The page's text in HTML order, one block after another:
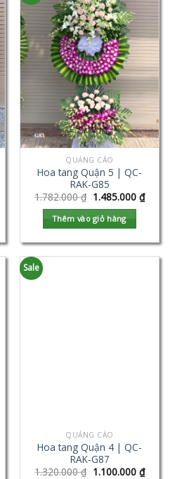
QUẢNG CÁO
Hoa tang Quận 5 | QC-
RAK-G85
1.782.000₫ 1.485.000 ₫
Thêm vào giỏ hàng
Sale
QUẢNG CÁO
Hoa tang Quận 4 | QC-
RAK-G87
1.320.000₫ 1.100.000 ₫